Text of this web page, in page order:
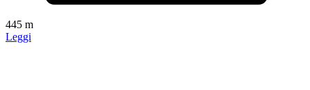
445 m
Leggi